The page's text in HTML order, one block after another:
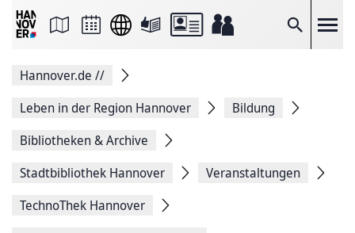
Suche
Seite
Facebook
teilen
Seitenlink
Seite
Hannover.de //
Leben in der Region Hannover
Bildung
Bibliotheken & Archive
Stadtbibliothek Hannover
Veranstaltungen
TechnoThek Hannover